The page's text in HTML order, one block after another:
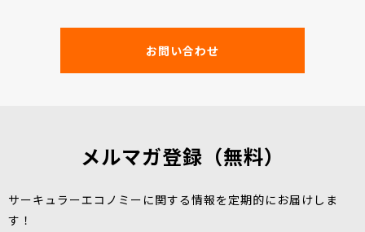
お問い合わせ
メルマガ登録（無料）
サーキュラーエコノミーに関する情報を定期的にお届けしま
す！